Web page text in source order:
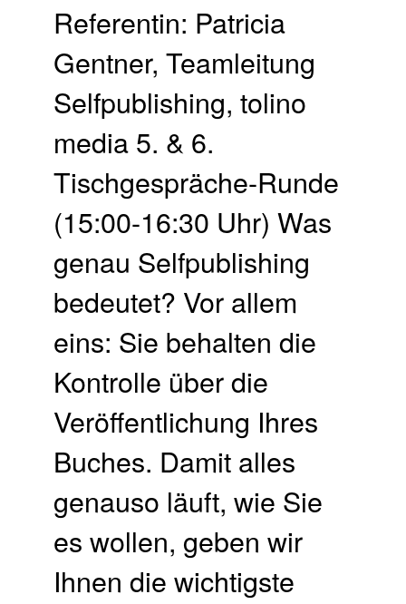
Referentin: Patricia
Gentner, Teamleitung
Selfpublishing, tolino
media 5. & 6.
Tischgespräche-Runde
(15:00-16:30 Uhr) Was
genau Selfpublishing
bedeutet? Vor allem
eins: Sie behalten die
Kontrolle über die
Veröffentlichung Ihres
Buches. Damit alles
genauso läuft, wie Sie
es wollen, geben wir
Ihnen die wichtigste